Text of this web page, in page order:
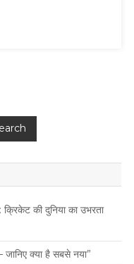
की दुनिया का उभरता
क्या है सबसे नया”